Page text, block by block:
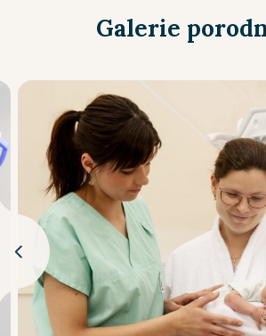
Galerie